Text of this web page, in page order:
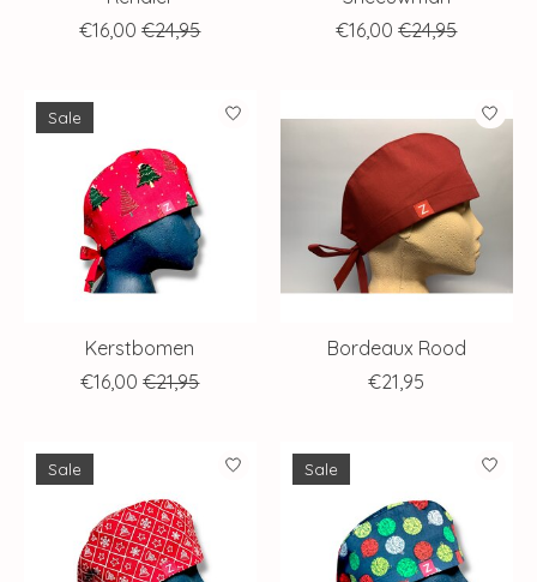
€16,00 €24,95
€16,00 €24,95
Sale
Kerstbomen
€16,00 €21,95
Bordeaux Rood
€21,95
Sale Sale